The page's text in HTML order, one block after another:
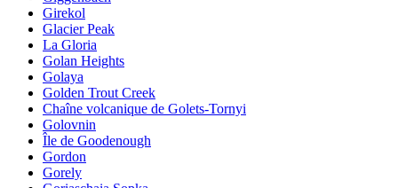
Girekol
Glacier Peak
La Gloria
Golan Heights
Golaya
Golden Trout Creek
Chaîne volcanique de Golets-Tornyi
Golovnin
Île de Goodenough
Gordon
Gorely